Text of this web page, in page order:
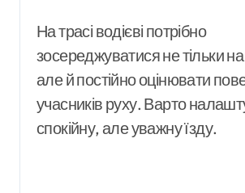
На трасі водієві потрібно
зосереджуватися не тільки на
але й постійно оцінювати
учасників руху. Варто
спокійну, але уважну їзду.